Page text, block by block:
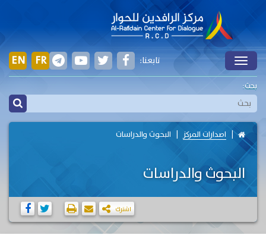
Toggle
EN FR تابعنا:
بحث:
اصدارات المركز البحوث والدراسات
البحوث والدراسات
اشترك